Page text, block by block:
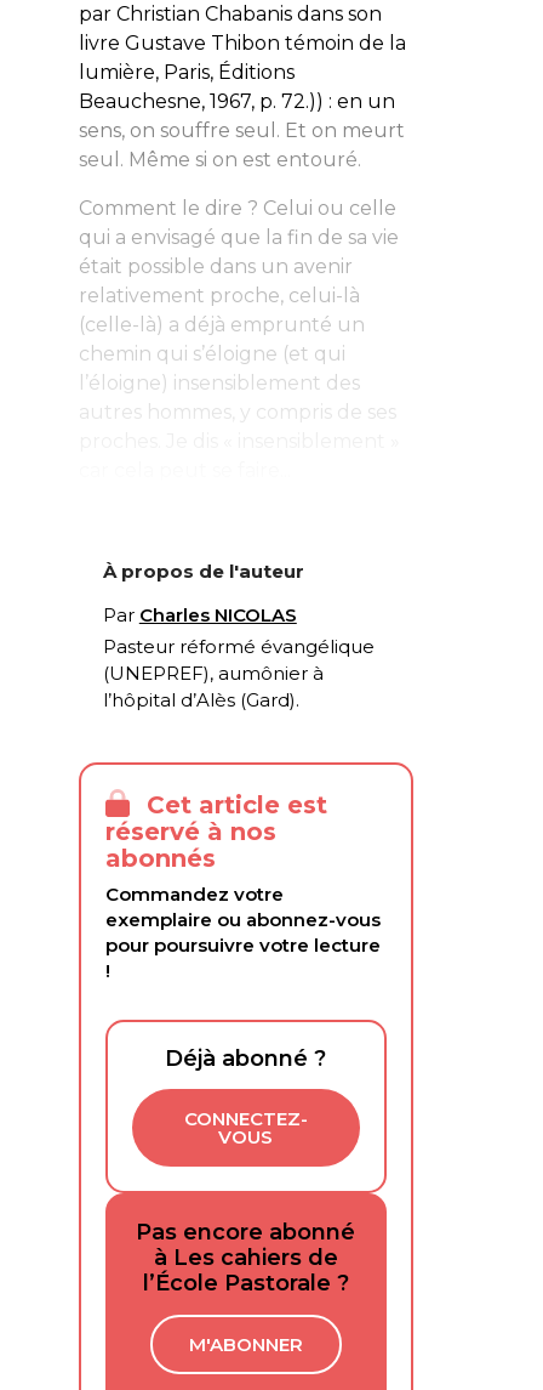
par Christian Chabanis dans son
livre Gustave Thibon témoin de la
lumière, Paris, Éditions
Beauchesne, 1967, p. 72.)) : en un
sens, on souffre seul. Et on meurt
seul. Même si on est entouré.
Comment le dire ? Celui ou celle
qui a envisagé que la fin de sa vie
était possible dans un avenir
relativement proche, celui-là
(celle-là) a déjà emprunté un
chemin qui s’éloigne (et qui
l’éloigne) insensiblement des
autres hommes, y compris de ses
À propos de l'auteur
Par Charles NICOLAS
Pasteur réformé évangélique
(UNEPREF), aumônier à
l’hôpital d’Alès (Gard).
Cet article est
réservé à nos
abonnés
Commandez votre
exemplaire ou abonnez-vous
pour poursuivre votre lecture
!
Déjà abonné ?
CONNECTEZ-
VOUS
Pas encore abonné
à Les cahiers de
l’École Pastorale ?
M'ABONNER